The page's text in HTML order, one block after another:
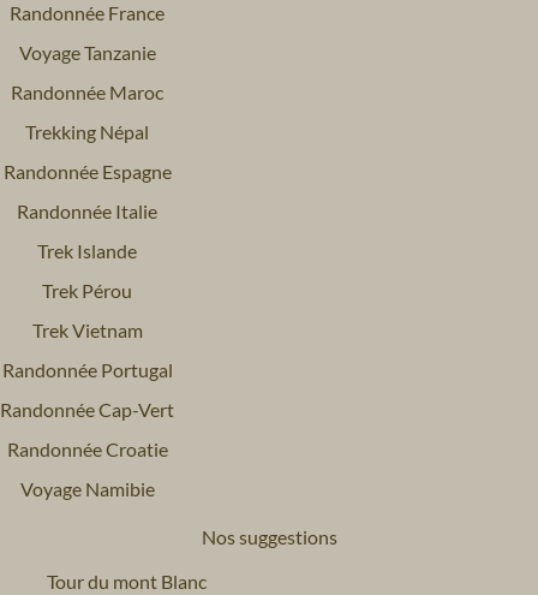
Randonnée France
Voyage Tanzanie
Randonnée Maroc
Trekking Népal
Randonnée Espagne
Randonnée Italie
Trek Islande
Trek Pérou
Trek Vietnam
Randonnée Portugal
Randonnée Cap-Vert
Randonnée Croatie
Voyage Namibie
Nos suggestions
Tour du mont Blanc